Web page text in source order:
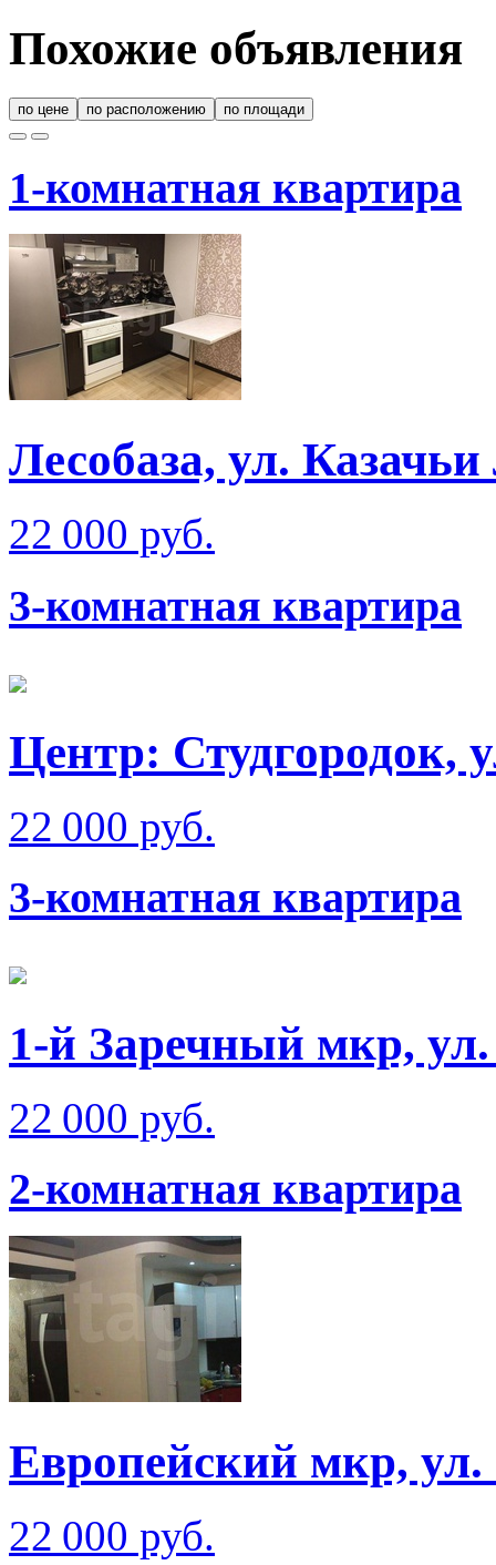
Похожие объявления
по цене по расположению по площади
1-комнатная квартира
Лесобаза, ул.
22 000 руб.
3-комнатная квартира
Центр: Студгородок,
22 000 руб.
3-комнатная квартира
1-й Заречный мкр,
22 000 руб.
2-комнатная квартира
Европейский мкр, ул.
22 000 руб.